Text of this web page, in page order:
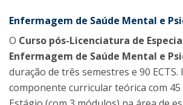
Enfermagem de Saúde Mental e
O Curso pós-Licenciatura de
Enfermagem de Saúde Mental e
duração de três semestres e 90
componente curricular teórica com 45